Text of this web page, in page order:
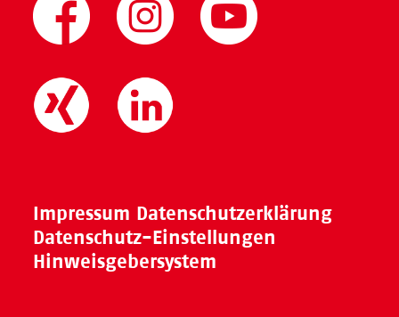
Impressum Datenschutzerklärung
Datenschutz-Einstellungen
Hinweisgebersystem